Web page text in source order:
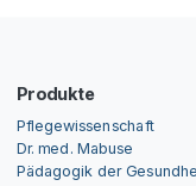
Produkte
Pflegewissenschaft
Dr. med. Mabuse
Pädagogik der